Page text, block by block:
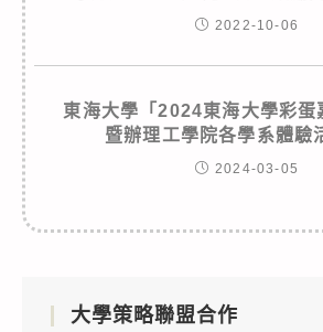
2022-10-06
東海大學「2024東海大學彩蛋
暨辦理工學院各學系體驗
2024-03-05
大學策略聯盟合作